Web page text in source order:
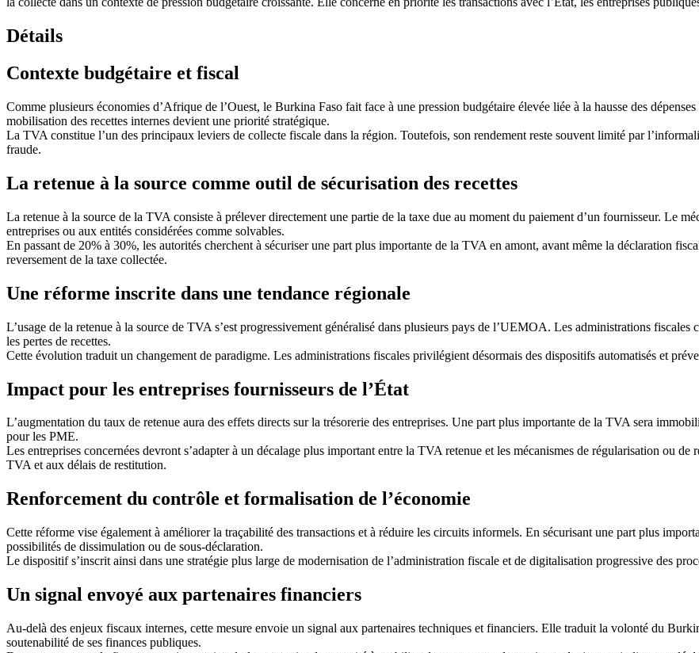
Détails
Contexte budgétaire et fiscal
Comme plusieurs économies d’Afrique de l’Ouest, le Burkina Faso fait face à une pression budgétaire élevée liée à la hausse des
mobilisation des recettes internes devient une priorité stratégique.
La TVA constitue l’un des principaux leviers de collecte fiscale dans la région. Toutefois, son rendement reste souvent limité par
fraude.
La retenue à la source comme outil de sécurisation des recettes
La retenue à la source de la TVA consiste à prélever directement une partie de la taxe due au moment du paiement d’un fournisseur. Le
entreprises ou aux entités considérées comme solvables.
En passant de 20% à 30%, les autorités cherchent à sécuriser une part plus importante de la TVA en amont, avant même la déclaration
reversement de la taxe collectée.
Une réforme inscrite dans une tendance régionale
L’usage de la retenue à la source de TVA s’est progressivement généralisé dans plusieurs pays de l’UEMOA. Les administrations
les pertes de recettes.
Cette évolution traduit un changement de paradigme. Les administrations fiscales privilégient désormais des dispositifs automatisés et
Impact pour les entreprises fournisseurs de l’État
L’augmentation du taux de retenue aura des effets directs sur la trésorerie des entreprises. Une part plus importante de la TVA sera
pour les PME.
Les entreprises concernées devront s’adapter à un décalage plus important entre la TVA retenue et les mécanismes de régularisation ou
TVA et aux délais de restitution.
Renforcement du contrôle et formalisation de l’économie
Cette réforme vise également à améliorer la traçabilité des transactions et à réduire les circuits informels. En sécurisant une part plus
possibilités de dissimulation ou de sous-déclaration.
Le dispositif s’inscrit ainsi dans une stratégie plus large de modernisation de l’administration fiscale et de digitalisation progressive des
Un signal envoyé aux partenaires financiers
Au-delà des enjeux fiscaux internes, cette mesure envoie un signal aux partenaires techniques et financiers. Elle traduit la volonté du
soutenabilité de ses finances publiques.